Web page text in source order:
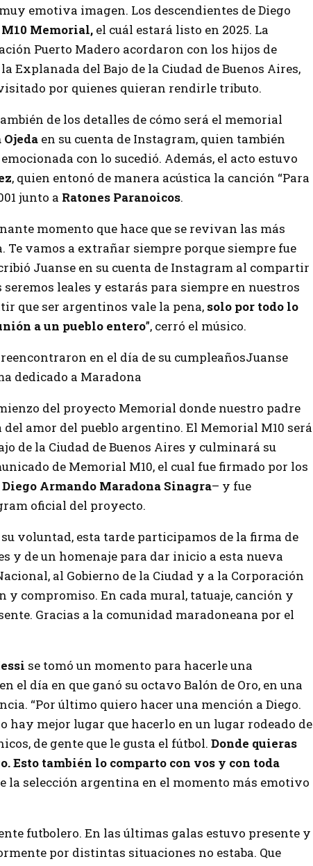
emotiva imagen. Los descendientes de Diego
M10 Memorial, el cuál estará listo en 2025. La
Puerto Madero acordaron con los hijos de
Explanada del Bajo de la Ciudad de Buenos Aires,
por quienes quieran rendirle tributo.
de los detalles de cómo será el memorial
en su cuenta de Instagram, quien también
con lo sucedió. Además, el acto estuvo
, quien entonó de manera acústica la canción “Para
junto a Ratones Paranoicos.
momento que hace que se revivan las más
vamos a extrañar siempre porque siempre fue
Juanse en su cuenta de Instagram al compartir
leales y estarás para siempre en nuestros
que ser argentinos vale la pena, solo por todo lo
a un pueblo entero”, cerró el músico.
Juanse
dedicado a Maradona
del proyecto Memorial donde nuestro padre
amor del pueblo argentino. El Memorial M10 será
de la Ciudad de Buenos Aires y culminará su
de Memorial M10, el cual fue firmado por los
Diego Armando Maradona Sinagra– y fue
oficial del proyecto.
voluntad, esta tarde participamos de la firma de
y de un homenaje para dar inicio a esta nueva
al Gobierno de la Ciudad y a la Corporación
y compromiso. En cada mural, tatuaje, canción y
Gracias a la comunidad maradoneana por el
se tomó un momento para hacerle una
el día en que ganó su octavo Balón de Oro, en una
“Por último quiero hacer una mención a Diego.
hay mejor lugar que hacerlo en un lugar rodeado de
de gente que le gusta el fútbol. Donde quieras
Esto también lo comparto con vos y con toda
la selección argentina en el momento más emotivo
futbolero. En las últimas galas estuvo presente y
por distintas situaciones no estaba. Que